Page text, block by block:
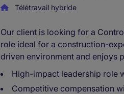
Télétravail hybride
Our client is looking for a
role ideal for a construction-
driven environment and enjoys
High-impact leadership role
Competitive compensation